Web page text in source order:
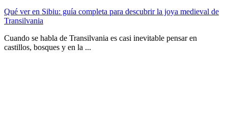
Qué ver en Sibiu: guía completa para descubrir la joya medieval de
Transilvania
Cuando se habla de Transilvania es casi inevitable pensar en
castillos, bosques y en la ...